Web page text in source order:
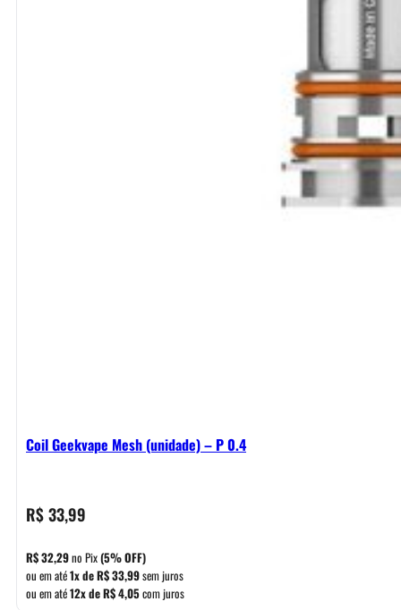
Coil Geekvape Mesh (unidade) – P 0.4
R$33,99
R$32,29no Pix(5% OFF)
ou em até1x deR$33,99sem juros
ou em até12x deR$4,05com juros